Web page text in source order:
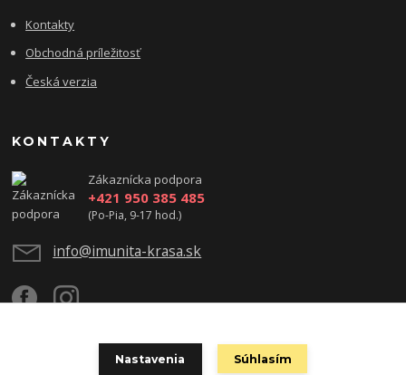
Kontakty
Obchodná príležitosť
Česká verzia
KONTAKTY
Zákaznícka podpora
+421 950 385 485
(Po-Pia, 9-17 hod.)
info@imunita-krasa.sk
Nastavenia Súhlasím